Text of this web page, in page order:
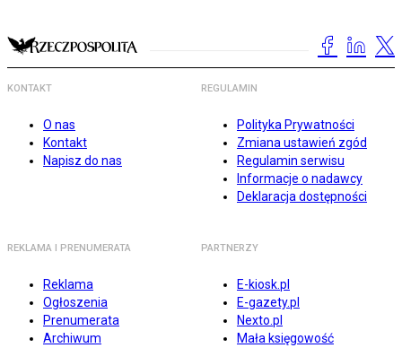
KONTAKT
O nas
Kontakt
Napisz do nas
REGULAMIN
Polityka Prywatności
Zmiana ustawień zgód
Regulamin serwisu
Informacje o nadawcy
Deklaracja dostępności
REKLAMA I PRENUMERATA
Reklama
Ogłoszenia
Prenumerata
Archiwum
PARTNERZY
E-kiosk.pl
E-gazety.pl
Nexto.pl
Mała księgowość